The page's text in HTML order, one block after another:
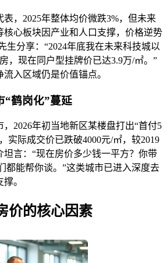
，2025年整体均价微跌3%，但未来
核心板块因产业和人口支撑，价格逆势
生分享：“2024年底我在未来科技城以
，现在同户型挂牌价已达3.9万/㎡。”
入区域仍是价值锚点。
“鹤岗化”蔓延
2026年初当地新区某楼盘打出“首付5
实际成交价已跌破4000元/㎡，较2019
言：“现在房价多少钱一平方？你带
都能帮你谈。”这类城市已进入深度去
。
价的核心因素